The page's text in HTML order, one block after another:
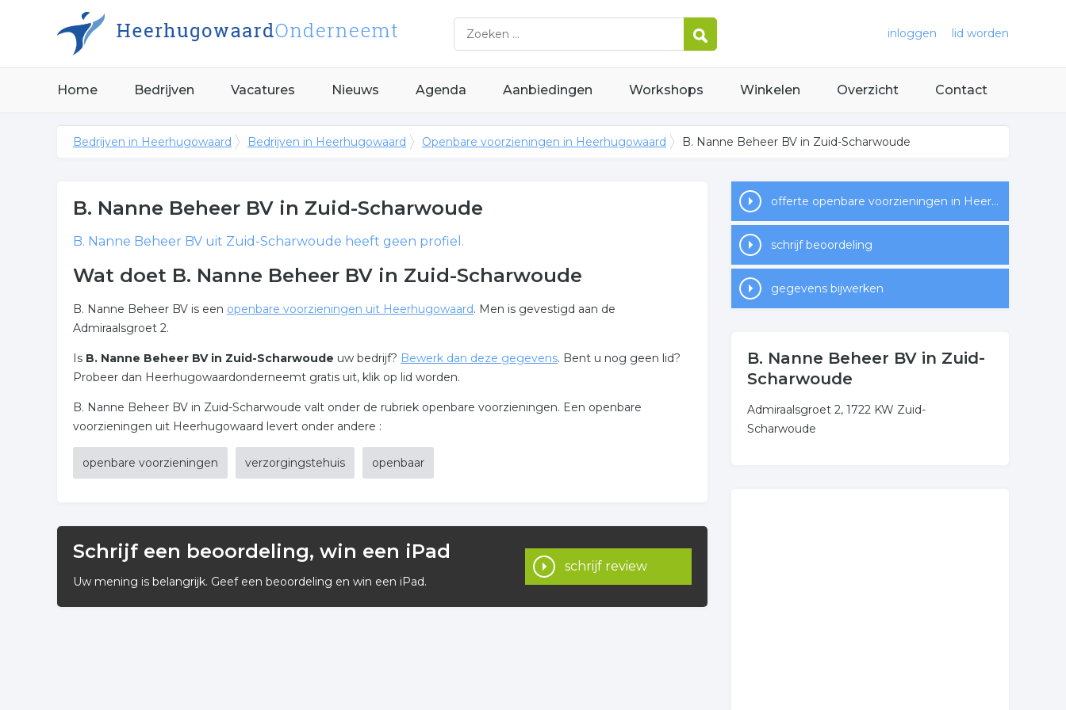
inloggen lid worden
Home Bedrijven Vacatures Nieuws Agenda Aanbiedingen Workshops Winkelen Overzicht Contact
Bedrijven in Heerhugowaard Bedrijven in Heerhugowaard Openbare voorzieningen in Heerhugowaard B. Nanne Beheer BV in Zuid-Scharwoude
B. Nanne Beheer BV in Zuid-Scharwoude
B. Nanne Beheer BV uit Zuid-Scharwoude heeft geen profiel.
Wat doet B. Nanne Beheer BV in Zuid-Scharwoude
B. Nanne Beheer BV is een openbare voorzieningen uit Heerhugowaard. Men is gevestigd aan de
Admiraalsgroet 2.
Is B. Nanne Beheer BV in Zuid-Scharwoude uw bedrijf? Bewerk dan deze gegevens. Bent u nog geen lid?
Probeer dan Heerhugowaardonderneemt gratis uit, klik op lid worden.
B. Nanne Beheer BV in Zuid-Scharwoude valt onder de rubriek openbare voorzieningen. Een openbare
voorzieningen uit Heerhugowaard levert onder andere :
openbare voorzieningen verzorgingstehuis openbaar
Schrijf een beoordeling, win een iPad
Uw mening is belangrijk. Geef een beoordeling en win een iPad.
schrijf review
offerte openbare voorzieningen in Heerhugowaard
schrijf beoordeling
gegevens bijwerken
B. Nanne Beheer BV in Zuid-
Scharwoude
Admiraalsgroet 2, 1722 KW Zuid-
Scharwoude